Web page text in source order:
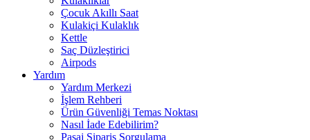
Çocuk Akıllı Saat
Kulakiçi Kulaklık
Kettle
Saç Düzleştirici
Airpods
Yardım
Yardım Merkezi
İşlem Rehberi
Ürün Güvenliği Temas Noktası
Nasıl İade Edebilirim?
Pasaj Sipariş Sorgulama